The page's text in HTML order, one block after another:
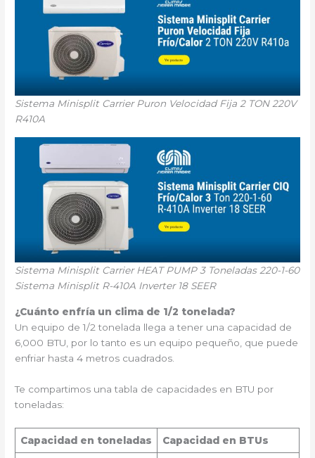
Sistema Minisplit Carrier Puron Velocidad Fija 2 TON 220V
R410A
Sistema Minisplit Carrier HEAT PUMP 3 Toneladas 220-1-60
Sistema Minisplit R-410A Inverter 18 SEER
¿Cuánto enfría un clima de 1/2 tonelada?
Un equipo de 1/2 tonelada llega a tener una capacidad de
6,000 BTU, por lo tanto es un equipo pequeño, que puede
enfriar hasta 4 metros cuadrados.
Te compartimos una tabla de capacidades en BTU por
toneladas:
Capacidad en toneladas Capacidad en BTUs